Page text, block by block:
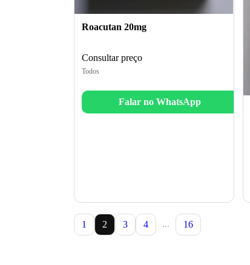
Roacutan 20mg
Consultar preço
Todos
Falar no WhatsApp
1 2 3 4 ... 16